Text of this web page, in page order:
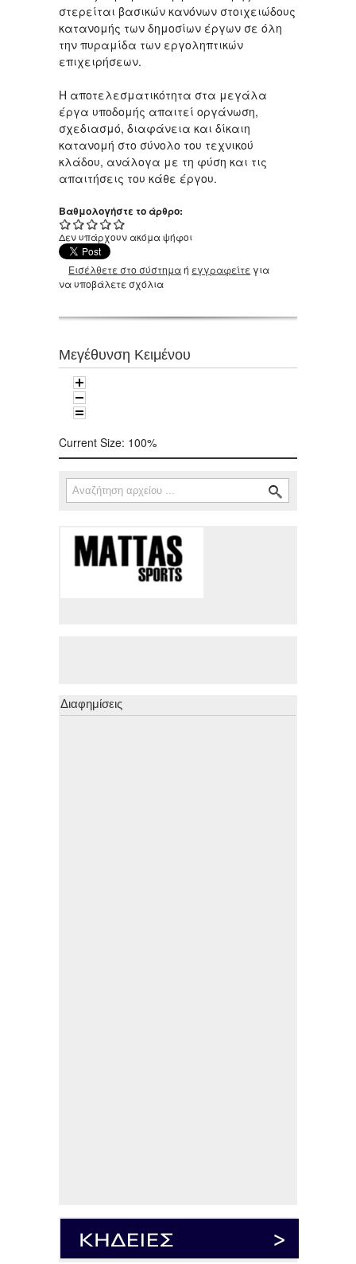
στερείται βασικών κανόνων στοιχειώδους
κατανομής των δημοσίων έργων σε όλη
την πυραμίδα των εργοληπτικών
επιχειρήσεων.
Η αποτελεσματικότητα στα μεγάλα
έργα υποδομής απαιτεί οργάνωση,
σχεδιασμό, διαφάνεια και δίκαιη
κατανομή στο σύνολο του τεχνικού
κλάδου, ανάλογα με τη φύση και τις
απαιτήσεις του κάθε έργου.
Βαθμολογήστε το άρθρο:
Δεν υπάρχουν ακόμα ψήφοι
Εισέλθετε στο σύστημαή εγγραφείτε για
να υποβάλετε σχόλια
Μεγέθυνση Κειμένου
Current Size: 100%
Φόρμα αναζήτησης
Αναζήτηση
Διαφημίσεις